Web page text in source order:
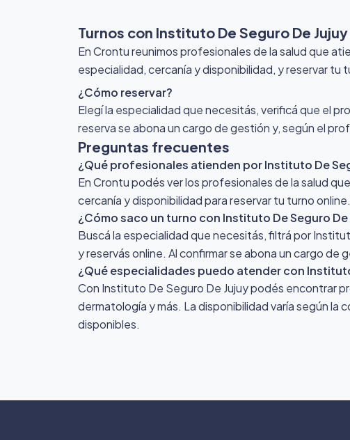
Turnos con Instituto De Seguro De Jujuy
En Crontu reunimos profesionales de la salud que
especialidad, cercanía y disponibilidad, y reservar tu
¿Cómo reservar?
Elegí la especialidad que necesitás, verificá que el
reserva se abona un cargo de gestión y, según el
Preguntas frecuentes
¿Qué profesionales atienden por Instituto De
En Crontu podés ver los profesionales de la salud
cercanía y disponibilidad para reservar tu turno online.
¿Cómo saco un turno con Instituto De Seguro De
Buscá la especialidad que necesitás, filtrá por
y reservás online. Al confirmar se abona un cargo
¿Qué especialidades puedo atender con
Con Instituto De Seguro De Jujuy podés encontrar
dermatología y más. La disponibilidad varía según
disponibles.